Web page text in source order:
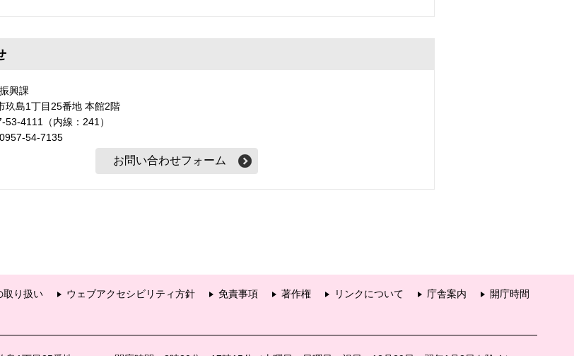
興課
玖島1丁目25番地 本館2階
53-4111（内線：241）
54-7135
取り扱い ウェブアクセシビリティ方針 免責事項 著作権 リンクについて 庁舎案内
開庁時間